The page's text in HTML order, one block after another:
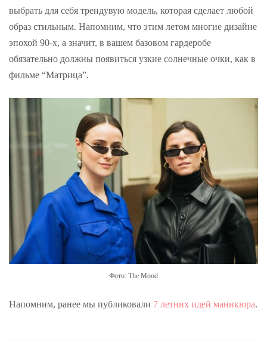
выбрать для себя трендувую модель, которая сделает любой
образ стильным. Напомним, что этим летом многие дизайне
эпохой 90-х, а значит, в вашем базовом гардеробе
обязательно должны появиться узкие солнечные очки, как в
фильме “Матрица”.
Фото: The Mood
Напомним, ранее мы публиковали 7 летних идей маникюра.